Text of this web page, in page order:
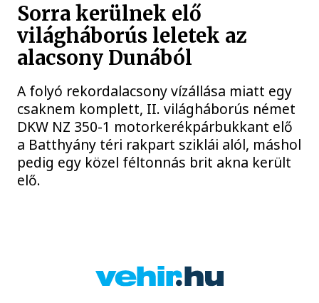
Sorra kerülnek elő
világháborús leletek az
alacsony Dunából
A folyó rekordalacsony vízállása miatt egy
csaknem komplett, II. világháborús német
DKW NZ 350-1 motorkerékpárbukkant elő
a Batthyány téri rakpart sziklái alól, máshol
pedig egy közel féltonnás brit akna került
elő.